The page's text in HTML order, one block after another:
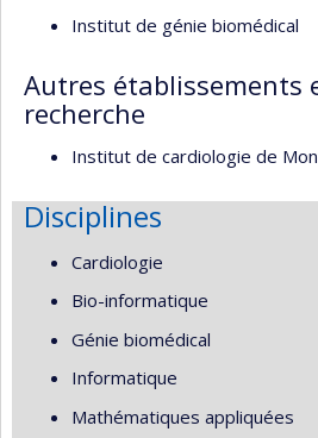
Institut de génie biomédical
Autres établissements
recherche
Institut de cardiologie de
Disciplines
Cardiologie
Bio-informatique
Génie biomédical
Informatique
Mathématiques appliquées